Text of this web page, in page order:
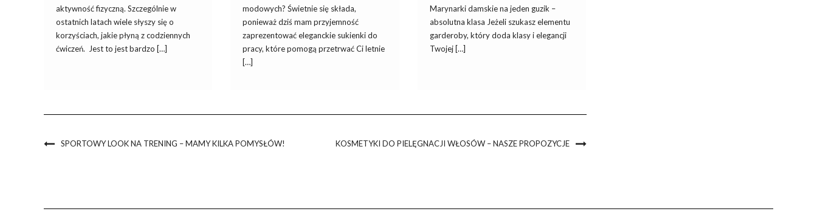
aktywność fizyczną. Szczególnie w
ostatnich latach wiele słyszy się o
korzyściach, jakie płyną z codziennych
ćwiczeń. Jest to jest bardzo […]
modowych? Świetnie się składa,
ponieważ dziś mam przyjemność
zaprezentować eleganckie sukienki do
pracy, które pomogą przetrwać Ci letnie
[…]
Marynarki damskie na jeden guzik –
absolutna klasa Jeżeli szukasz elementu
garderoby, który doda klasy i elegancji
Twojej […]
SPORTOWY LOOK NA TRENING – MAMY KILKA POMYSŁÓW! KOSMETYKI DO PIELĘGNACJI WŁOSÓW – NASZE PROPOZYCJE